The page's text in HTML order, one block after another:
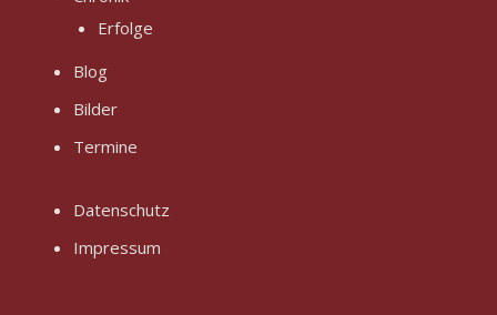
Erfolge
Blog
Bilder
Termine
Datenschutz
Impressum